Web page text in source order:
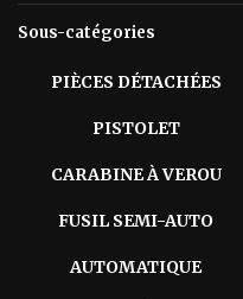
Sous-catégories
PIÈCES DÉTACHÉES
PISTOLET
CARABINE À VEROU
FUSIL SEMI-AUTO
AUTOMATIQUE